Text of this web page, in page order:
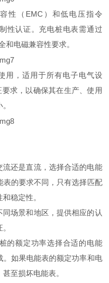
性（EMC）和低电压指令
性认证。充电桩电表需通过
和电磁兼容性要求。
用，适用于所有电子电气设
求，以确保其在生产、使用
流还是直流，选择合适的电能
的要求不同，只有选择匹配
稳定性。
同场景和地区，提供相应的认
的额定功率选择合适的电能
如果电能表的额定功率和电
至损坏电能表。